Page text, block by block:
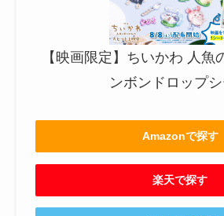
【映画限定】ちいかわ 人魚
ンボンドロップ
Amazonで探す
楽天で探す